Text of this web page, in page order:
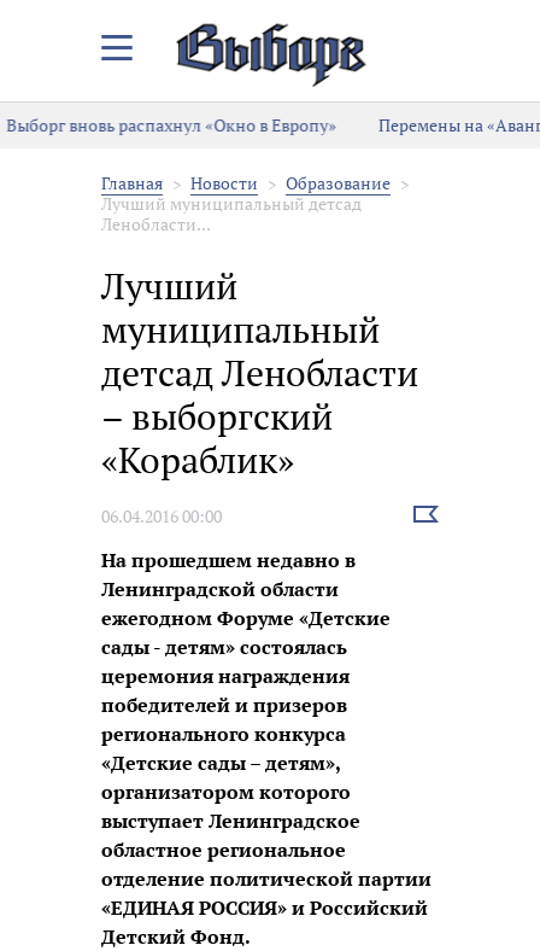
Закрыть/
меню
Выборг вновь распахнул «Окно в Европу»
Перемены на
Главная Новости
Образование
Лучший муниципальный детсад
Ленобласти...
Лучший
муниципальный
детсад Ленобласти
– выборгский
«Кораблик»
06.04.2016 00:00
Выбрать
На прошедшем недавно в
Ленинградской области
ежегодном Форуме «Детские
сады - детям» состоялась
церемония награждения
победителей и призеров
регионального конкурса
«Детские сады – детям»,
организатором которого
выступает Ленинградское
областное региональное
отделение политической партии
«ЕДИНАЯ РОССИЯ» и Российский
Детский Фонд.